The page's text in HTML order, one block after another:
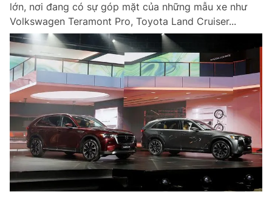
lớn, nơi đang có sự góp mặt của những mẫu xe như
Volkswagen Teramont Pro, Toyota Land Cruiser...